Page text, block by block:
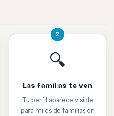
2
🔍
Las familias te ven
Tu perfil aparece visible
para miles de familias en